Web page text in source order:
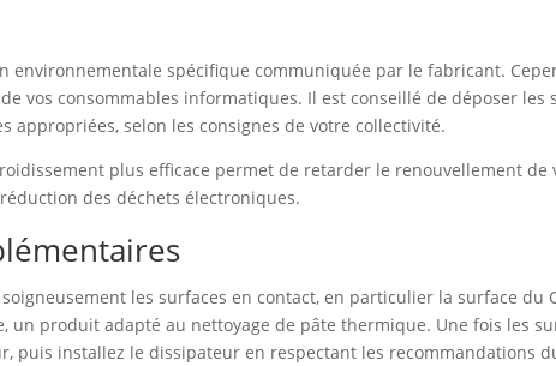
environnementale spécifique communiquée par le fabricant.
vos consommables informatiques. Il est conseillé de déposer les
appropriées, selon les consignes de votre collectivité.
plus efficace permet de retarder le renouvellement de
des déchets électroniques.
les surfaces en contact, en particulier la surface du
produit adapté au nettoyage de pâte thermique. Une fois les
puis installez le dissipateur en respectant les recommandations